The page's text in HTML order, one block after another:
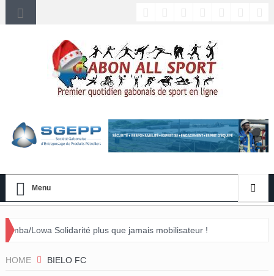
Menu
plus que jamais mobilisateur !
HOME BIELO FC